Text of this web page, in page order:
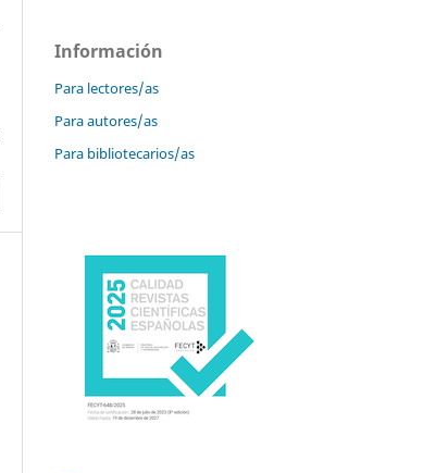
Información
Para lectores/as
Para autores/as
Para bibliotecarios/as